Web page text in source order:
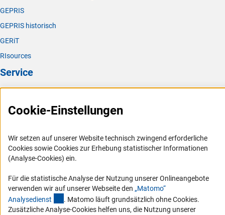
GEPRIS
GEPRIS historisch
GERiT
RIsources
Service
FAQ
Logo und Corporate Design
RSS-Feeds
Vergabeverfahren
Barrierefreiheit
Cookie-Einstellungen
Wir setzen auf unserer Website technisch zwingend erforderliche
Cookies sowie Cookies zur Erhebung statistischer Informationen
(Analyse-Cookies) ein.
Für die statistische Analyse der Nutzung unserer Onlineangebote
verwenden wir auf unserer Webseite den „Matomo“
Analysedienst (externer Link)
. Matomo läuft grundsätzlich ohne Cookies.
Zusätzliche Analyse-Cookies helfen uns, die Nutzung unserer